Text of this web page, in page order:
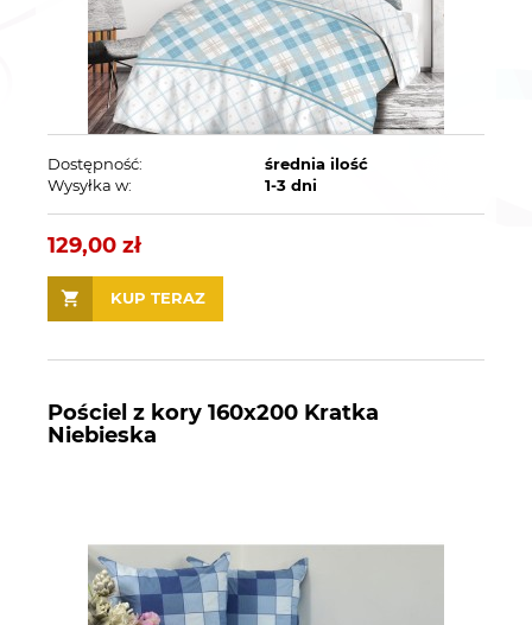
Dostępność:
średnia ilość
Wysyłka w:
1-3 dni
129,00 zł
KUP TERAZ
Pościel z kory 160x200 Kratka
Niebieska